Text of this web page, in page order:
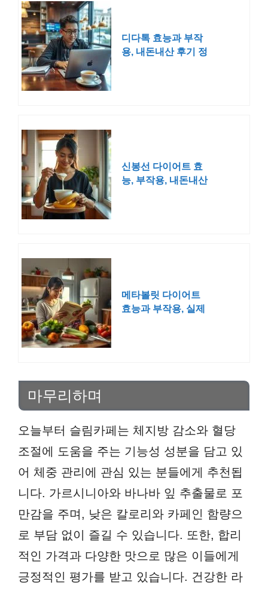
디다톡 효능과 부작
용, 내돈내산 후기 정
신봉선 다이어트 효
능, 부작용, 내돈내산
메타볼릿 다이어트
효능과 부작용, 실제
마무리하며
오늘부터 슬림카페는 체지방 감소와 혈당
조절에 도움을 주는 기능성 성분을 담고 있
어 체중 관리에 관심 있는 분들에게 추천됩
니다. 가르시니아와 바나바 잎 추출물로 포
만감을 주며, 낮은 칼로리와 카페인 함량으
로 부담 없이 즐길 수 있습니다. 또한, 합리
적인 가격과 다양한 맛으로 많은 이들에게
긍정적인 평가를 받고 있습니다. 건강한 라